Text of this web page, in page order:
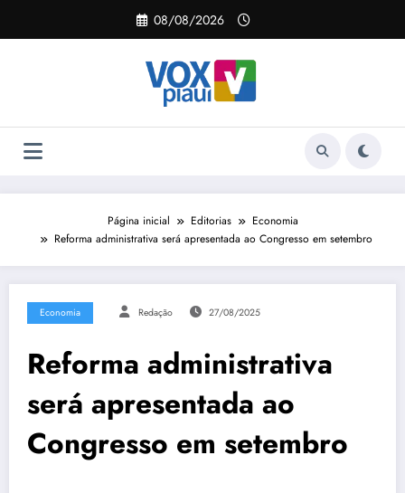
o
08/08/2026
Página inicial Editorias
Economia
Reforma administrativa será apresentada ao Congresso em setembro
Economia Redação 27/08/2025
Reforma administrativa
será apresentada ao
Congresso em setembro